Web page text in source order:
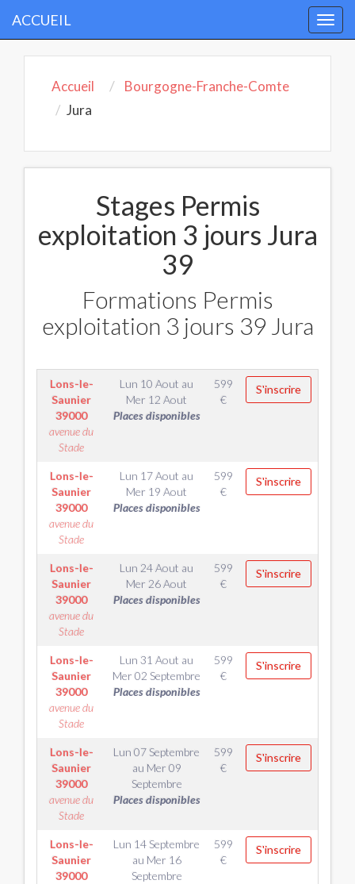
ACCUEIL
Accueil
Bourgogne-Franche-Comte
Jura
Stages Permis
exploitation 3 jours Jura
39
Formations Permis
exploitation 3 jours 39 Jura
Lons-le-
Saunier
39000
avenue du
Stade
Lun 10 Aout au
Mer 12 Aout
Places disponibles
599
€
S'inscrire
Lons-le-
Saunier
39000
avenue du
Stade
Lun 17 Aout au
Mer 19 Aout
Places disponibles
599
€
S'inscrire
Lons-le-
Saunier
39000
avenue du
Stade
Lun 24 Aout au
Mer 26 Aout
Places disponibles
599
€
S'inscrire
Lons-le-
Saunier
39000
avenue du
Stade
Lun 31 Aout au
Mer 02 Septembre
Places disponibles
599
€
S'inscrire
Lons-le-
Saunier
39000
avenue du
Stade
Lun 07 Septembre
au Mer 09
Septembre
Places disponibles
599
€
S'inscrire
Lons-le-
Saunier
39000
Lun 14 Septembre
au Mer 16
Septembre
599
€
S'inscrire